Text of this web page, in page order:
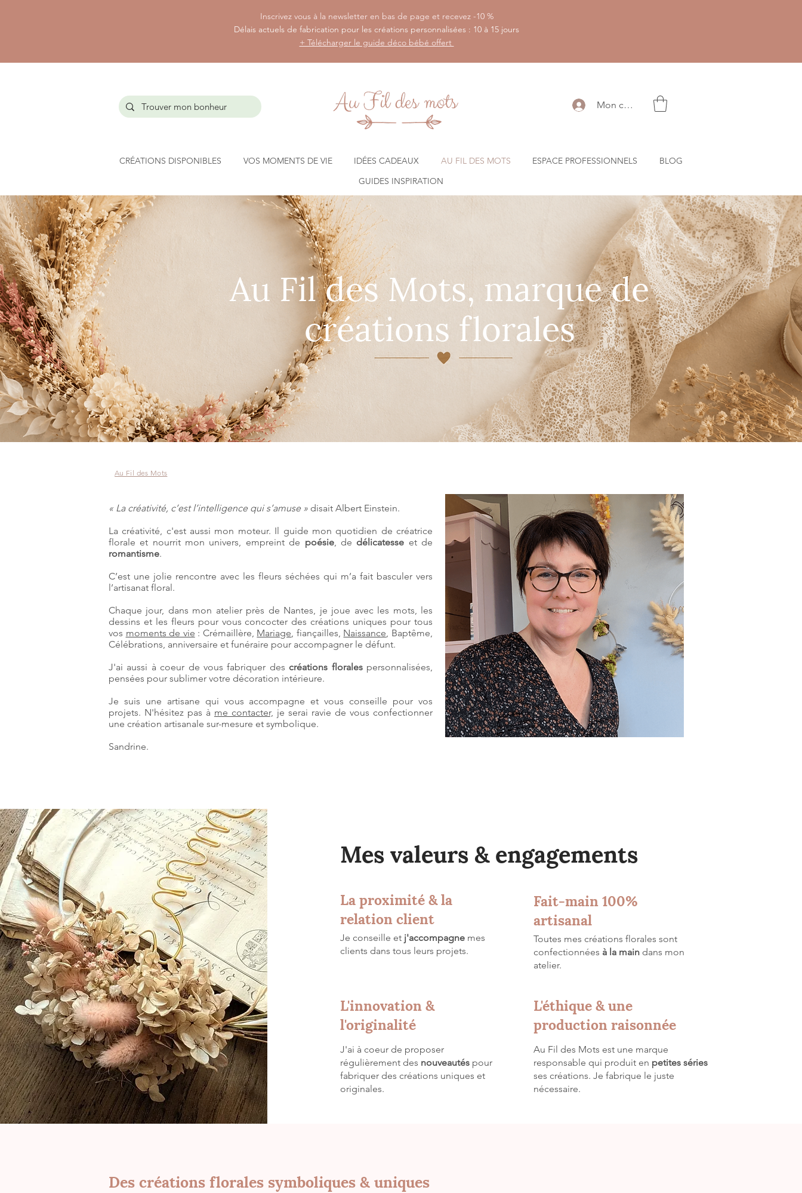
Inscrivez vous à la newsletter en bas de page et recevez -10 %
Délais actuels de fabrication pour les créations personnalisées : 10 à 15 jours
+ Télécharger le guide déco bébé offert
Mon compte
CRÉATIONS DISPONIBLES VOS MOMENTS DE VIE IDÉES CADEAUX AU FIL DES MOTS ESPACE PROFESSIONNELS
BLOG
GUIDES INSPIRATION
Au Fil des Mots, marque de
créations florales
Au Fil des Mots
« La créativité, c’est l’intelligence qui s’amuse » disait Albert Einstein.
La créativité, c'est aussi mon moteur. Il guide mon quotidien de créatrice
florale et nourrit mon univers, empreint de poésie, de délicatesse et de
romantisme.
C’est une jolie rencontre avec les fleurs séchées qui m’a fait basculer vers
l’artisanat floral.
Chaque jour, dans mon atelier près de Nantes, je joue avec les mots, les
dessins et les fleurs pour vous concocter des créations uniques pour tous
vos moments de vie : Crémaillère, Mariage, fiançailles, Naissance, Baptême,
Célébrations, anniversaire et funéraire pour accompagner le défunt.
J'ai aussi à coeur de vous fabriquer des créations floralespersonnalisées,
pensées pour sublimer votre décoration intérieure.
Je suis une artisane qui vous accompagne et vous conseille pour vos
projets. N'hésitez pas à me contacter, je serai ravie de vous confectionner
une création artisanale sur-mesure et symbolique.
Sandrine.
Mes valeurs & engagements
La proximité & la
relation client
Je conseille et j'accompagne mes
clients dans tous leurs projets.
L'innovation &
l'originalité
J'ai à coeur de proposer
régulièrement des nouveautés pour
fabriquer des créations uniques et
originales.
Fait-main 100%
artisanal
Toutes mes créations florales sont
confectionnées à la maindans mon
atelier.
L'éthique & une
production raisonnée
Au Fil des Mots est une marque
responsable qui produit en petites séries
ses créations. Je fabrique le juste
nécessaire.
Des créations florales symboliques & uniques